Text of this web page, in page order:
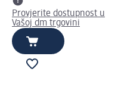
Provjerite dostupnost u
Vašoj dm trgovini